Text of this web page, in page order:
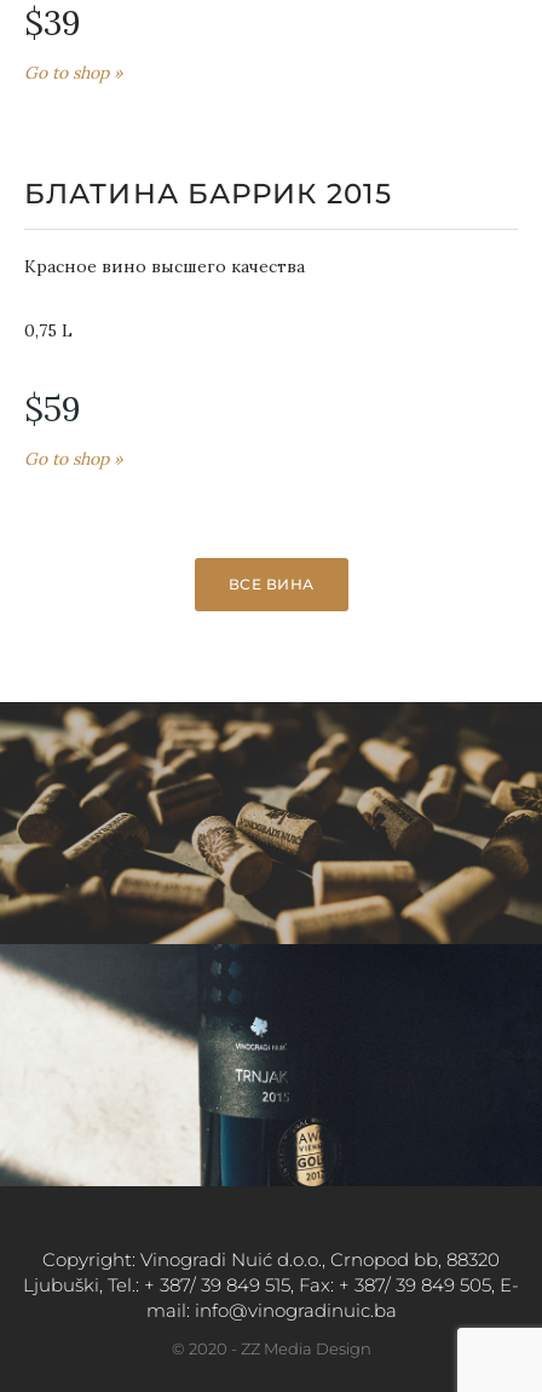
$39
Go to shop »
БЛАТИНА БАРРИК 2015
Красное вино высшего качества
0,75 L
$59
Go to shop »
ВСЕ ВИНА
Copyright: Vinogradi Nuić d.o.o., Crnopod bb, 88320
Ljubuški, Tel.: + 387/ 39 849 515, Fax: + 387/ 39 849 505, E-
mail: info@vinogradinuic.ba
© 2020 - ZZ Media Design